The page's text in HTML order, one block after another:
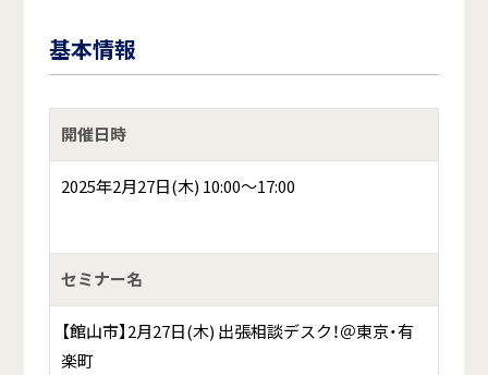
基本情報
開催日時
2025年2月27日(木) 10:00～17:00
セミナー名
【館山市】2月27日(木) 出張相談デスク！＠東京・有
楽町